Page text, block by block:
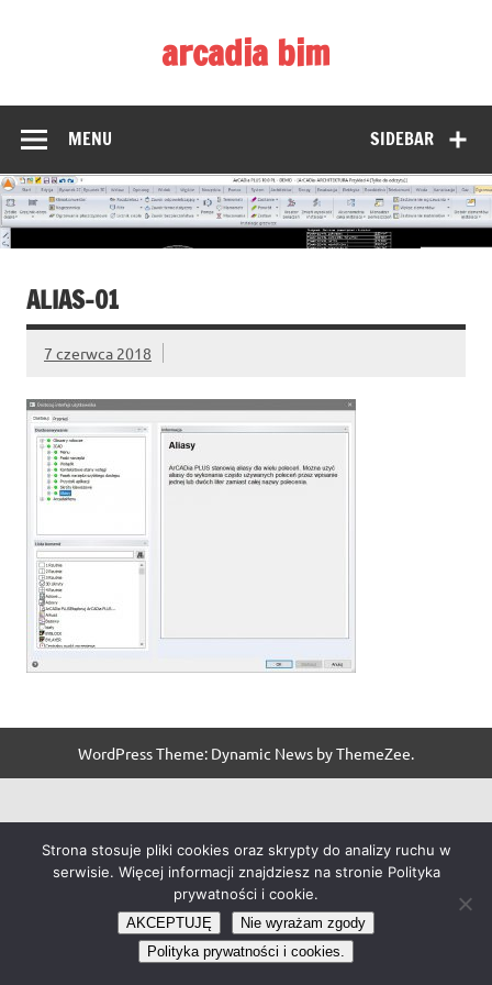
arcadia bim
SIDEBAR
MENU
ALIAS-01
7 czerwca 2018
WordPress Theme: Dynamic News by ThemeZee.
Strona stosuje pliki cookies oraz skrypty do analizy ruchu w
serwisie. Więcej informacji znajdziesz na stronie Polityka
prywatności i cookie.
AKCEPTUJĘ
Nie wyrażam zgody
Polityka prywatności i cookies.